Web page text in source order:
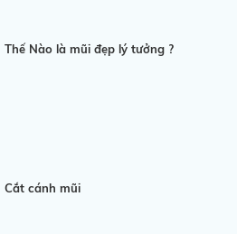
Thế Nào là mũi đẹp lý tưởng ?
Cắt cánh mũi